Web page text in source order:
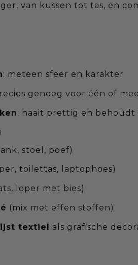
van kussen tot tas, en
: meteen sfeer en karakter
genoeg voor één of
: naait prettig en behoudt
stoel, poef)
toilettas, laptophoes)
loper met bies)
(mix met effen stoffen)
textiel als grafische